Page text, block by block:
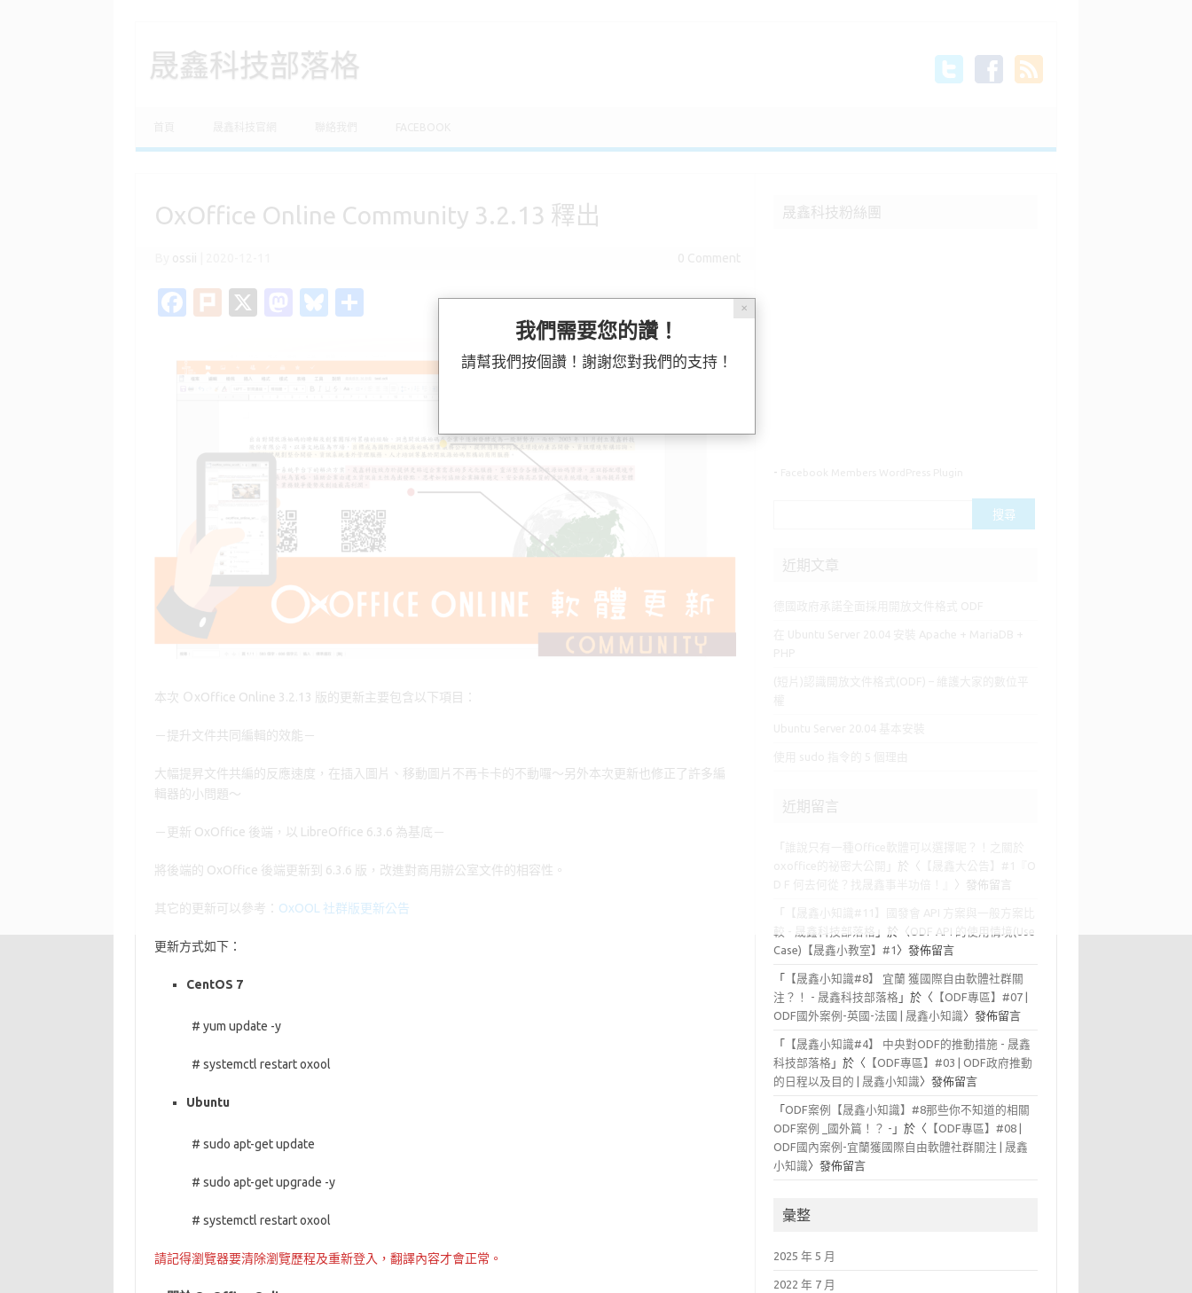
晟鑫科技部落格
OxOffice Online Community 3.2.13 釋出
Fa
e
b
Pl
k
X
M
t
o
o
n
Bl
es
k
本次 ＯxOffice Online 3.2.13 版的更新主要包含以下項目：
－提升文件共同編輯的效能－
大幅提昇文件共編的反應速度，在插入圖片、移動圖片不再卡卡的不動囉～另外本次更新也修正了許多編
輯器的小問題～
－更新 OxOffice 後端，以 LibreOffice 6.3.6 為基底－
將後端的 OxOffice 後端更新到 6.3.6 版，改進對商用辦公室文件的相容性。
其它的更新可以參考： OxOOL 社群版更新公告
更新方式如下：
CentOS 7
# yum update -y
# systemctl restart oxool
Ubuntu
# sudo apt-get update
# sudo apt-get upgrade -y
# systemctl restart oxool
請記得瀏覽器要清除瀏覽歷程及重新登入，翻譯內容才會正常。
晟鑫科技粉絲團
-
近期文章
近期留言
」於〈
〉發佈留言
」於〈
Case)【晟鑫小教室】#1 〉發佈留言
「
【晟鑫小知識#8】 宜蘭 獲國際自由軟體社群關
注？！ - 晟鑫科技部落格 」於〈 【ODF專區】#07 |
ODF國外案例-英國-法國 | 晟鑫小知識〉發佈留言
「
【晟鑫小知識#4】 中央對ODF的推動措施 - 晟鑫
科技部落格 」於〈 【ODF專區】#03 | ODF政府推動
的日程以及目的 | 晟鑫小知識〉發佈留言
「ODF案例【晟鑫小知識】#8那些你不知道的相關
ODF案例 _國外篇！？ - 」於〈 【ODF專區】#08 |
ODF國內案例-宜蘭獲國際自由軟體社群關注 | 晟鑫
小知識〉發佈留言
彙整
2025 年 5 月
2022 年 7 月
✕
我們需要您的讚！
請幫我們按個讚！謝謝您對我們的支持！